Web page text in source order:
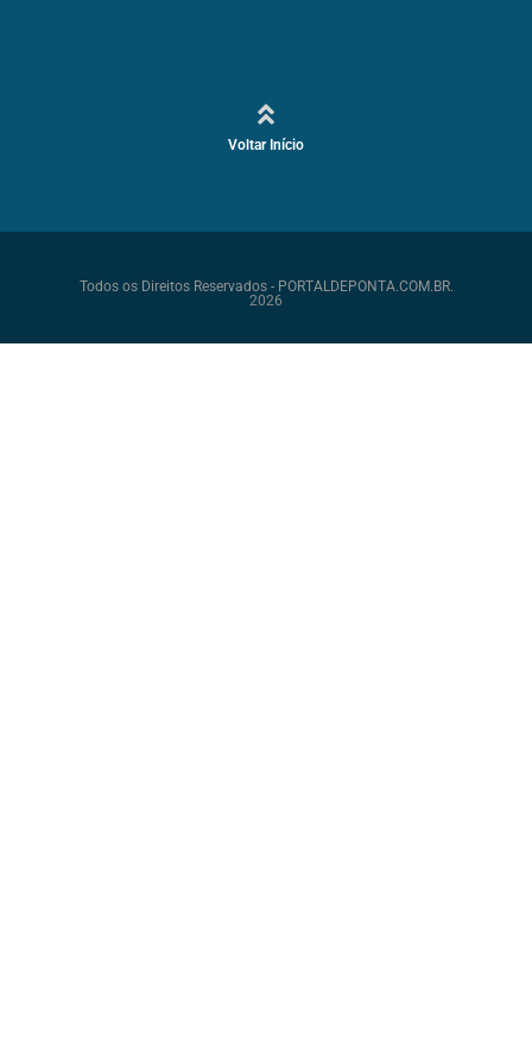
Voltar Início
Todos os Direitos Reservados - PORTALDEPONTA.COM.BR.
2026